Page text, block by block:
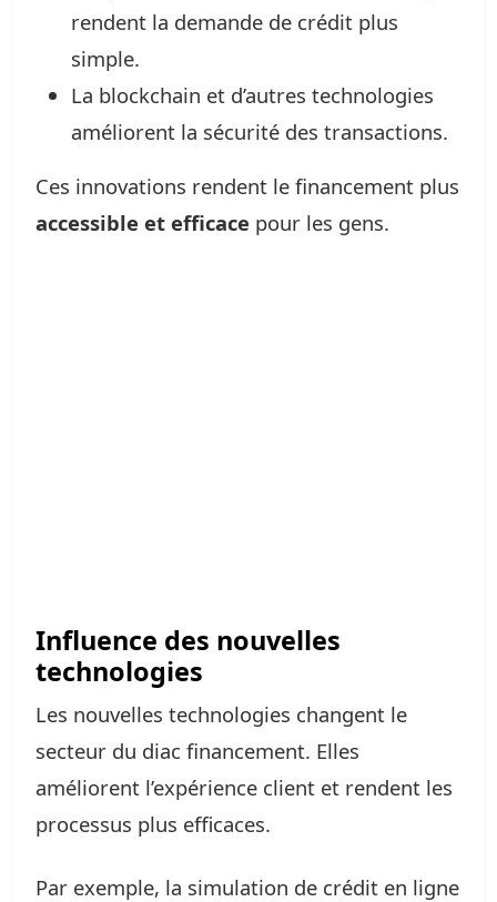
rendent la demande de crédit plus
simple.
La blockchain et d’autres technologies
améliorent la sécurité des transactions.
Ces innovations rendent le financement plus
accessible et efficace pour les gens.
Influence des nouvelles
technologies
Les nouvelles technologies changent le
secteur du diac financement. Elles
améliorent l’expérience client et rendent les
processus plus efficaces.
Par exemple, la simulation de crédit en ligne